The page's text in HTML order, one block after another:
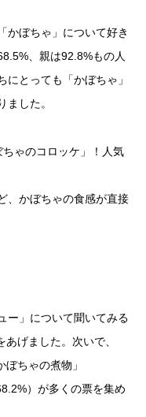
かぼちゃ」について好き
、親は92.8%もの人
とっても「かぼちゃ」
ました。
ゃのコロッケ」！人気
、かぼちゃの食感が直接
ー」について聞いてみる
げました。次いで、
ちゃの煮物」
）が多くの票を集め